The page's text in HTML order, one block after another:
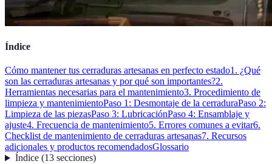
Índice
Cómo mantener tus cerraduras artesanas en perfecto estado1. ¿Qué
son las cerraduras artesanas y por qué son importantes?2.
Herramientas necesarias para el mantenimiento3. Procedimiento de
limpieza y mantenimientoPaso 1: Desmontaje de la cerraduraPaso 2:
Limpieza de las piezasPaso 3: LubricaciónPaso 4: Ensamblaje y
ajuste4. Frecuencia de mantenimiento5. Errores comunes a evitar6.
Checklist de mantenimiento de cerraduras artesanas7. Recursos
adicionales y productos recomendadosGlossario
Índice(13 secciones)